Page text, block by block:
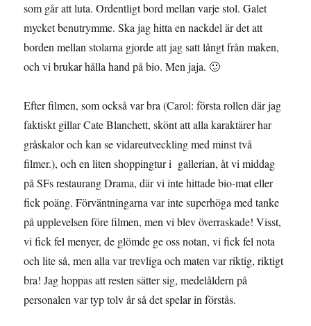
som går att luta. Ordentligt bord mellan varje stol. Galet
mycket benutrymme. Ska jag hitta en nackdel är det att
borden mellan stolarna gjorde att jag satt långt från maken,
och vi brukar hålla hand på bio. Men jaja. 🙂
Efter filmen, som också var bra (Carol: första rollen där jag
faktiskt gillar Cate Blanchett, skönt att alla karaktärer har
gråskalor och kan se vidareutveckling med minst två
filmer.), och en liten shoppingtur i gallerian, åt vi middag
på SFs restaurang Drama, där vi inte hittade bio-mat eller
fick poäng. Förväntningarna var inte superhöga med tanke
på upplevelsen före filmen, men vi blev överraskade! Visst,
vi fick fel menyer, de glömde ge oss notan, vi fick fel nota
och lite så, men alla var trevliga och maten var riktig, riktigt
bra! Jag hoppas att resten sätter sig, medelåldern på
personalen var typ tolv år så det spelar in förstås.